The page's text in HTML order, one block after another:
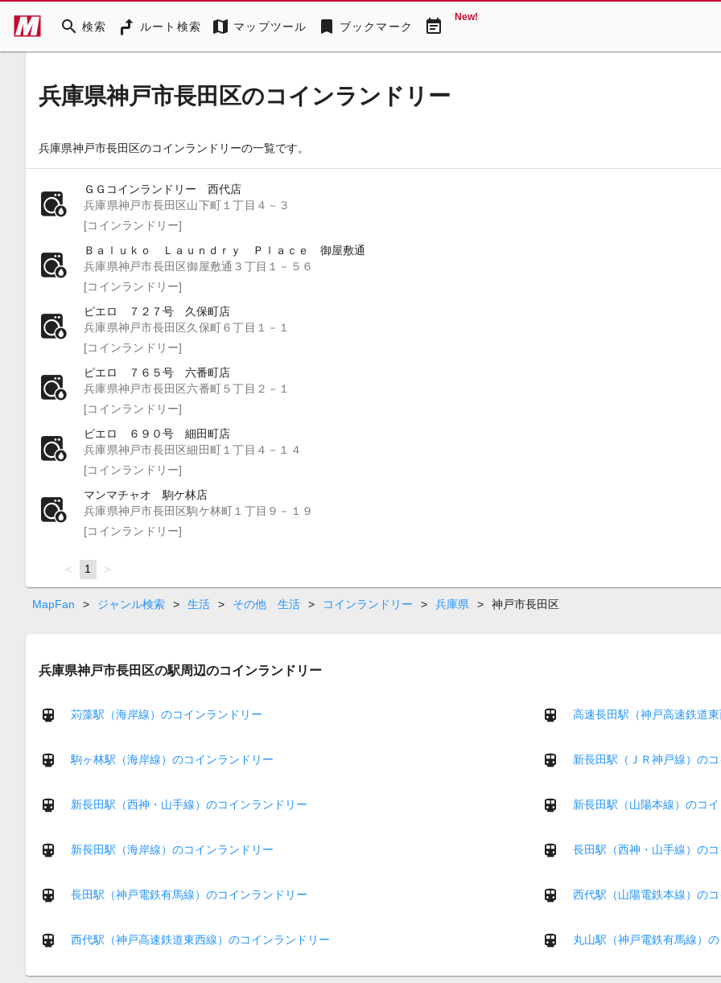
search 検索 ルート検索 map マップツール bookmark ブックマーク event_note New!
兵庫県神戸市長田区のコインランドリー
兵庫県神戸市長田区のコインランドリーの一覧です。
ＧＧコインランドリー 西代店
兵庫県神戸市長田区山下町１丁目４－３
[コインランドリー]
Ｂａｌｕｋｏ Ｌａｕｎｄｒｙ Ｐｌａｃｅ 御屋敷通
兵庫県神戸市長田区御屋敷通３丁目１－５６
[コインランドリー]
ピエロ ７２７号 久保町店
兵庫県神戸市長田区久保町６丁目１－１
[コインランドリー]
ピエロ ７６５号 六番町店
兵庫県神戸市長田区六番町５丁目２－１
[コインランドリー]
ピエロ ６９０号 細田町店
兵庫県神戸市長田区細田町１丁目４－１４
[コインランドリー]
マンマチャオ 駒ケ林店
兵庫県神戸市長田区駒ケ林町１丁目９－１９
[コインランドリー]
page
You're
on
page
1 page
MapFan > ジャンル検索 > 生活 > その他 生活 > コインランドリー > 兵庫県 > 神戸市長田区
兵庫県神戸市長田区の駅周辺のコインランドリー
苅藻駅（海岸線）のコインランドリー 高速長田駅（神戸高速鉄道
駒ヶ林駅（海岸線）のコインランドリー 新長田駅（ＪＲ神戸線）の
新長田駅（西神・山手線）のコインランドリー 新長田駅（山陽本線）のコ
新長田駅（海岸線）のコインランドリー 長田駅（西神・山手線）の
長田駅（神戸電鉄有馬線）のコインランドリー 西代駅（山陽電鉄本線）の
西代駅（神戸高速鉄道東西線）のコインランドリー 丸山駅（神戸電鉄有馬線）